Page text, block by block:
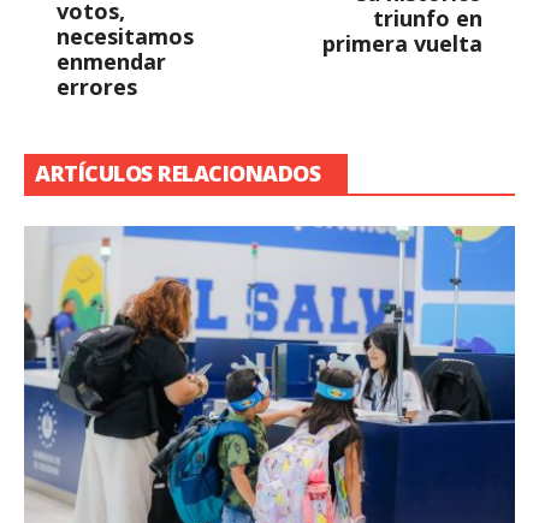
votos,
necesitamos
enmendar
errores
triunfo en
primera vuelta
ARTÍCULOS RELACIONADOS